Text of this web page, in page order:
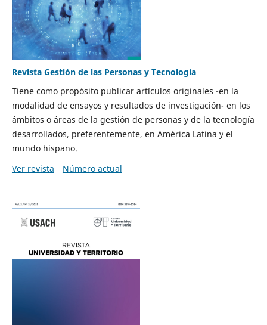
Revista Gestión de las Personas y Tecnología
Tiene como propósito publicar artículos originales -en la
modalidad de ensayos y resultados de investigación- en los
ámbitos o áreas de la gestión de personas y de la tecnología
desarrollados, preferentemente, en América Latina y el
mundo hispano.
Ver revista
Número actual